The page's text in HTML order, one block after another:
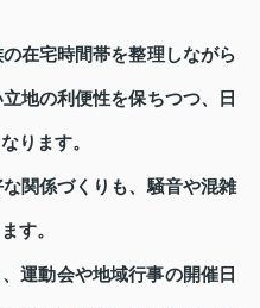
在宅時間帯を整理しながら
地の利便性を保ちつつ、日
ります。
関係づくりも、騒音や混雑
す。
運動会や地域行事の開催日